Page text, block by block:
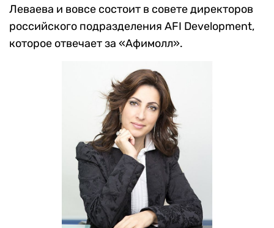
Леваева и вовсе состоит в совете директоров
российского подразделения AFI Development,
которое отвечает за «Афимолл».